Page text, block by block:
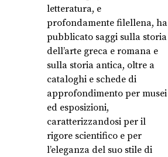
letteratura, e
profondamente filellena, ha
pubblicato saggi sulla storia
dell’arte greca e romana e
sulla storia antica, oltre a
cataloghi e schede di
approfondimento per musei
ed esposizioni,
caratterizzandosi per il
rigore scientifico e per
l’eleganza del suo stile di